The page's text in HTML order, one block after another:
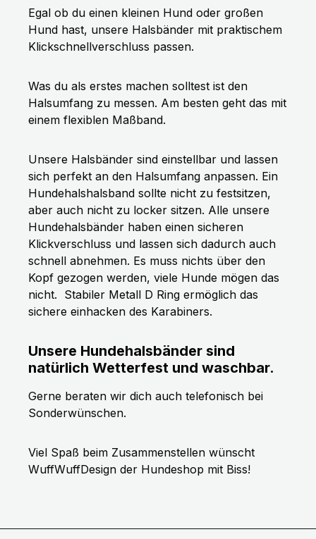
Egal ob du einen kleinen Hund oder großen
Hund hast, unsere Halsbänder mit praktischem
Klickschnellverschluss passen.
Was du als erstes machen solltest ist den
Halsumfang zu messen. Am besten geht das mit
einem flexiblen Maßband.
Unsere Halsbänder sind einstellbar und lassen
sich perfekt an den Halsumfang anpassen. Ein
Hundehalshalsband sollte nicht zu festsitzen,
aber auch nicht zu locker sitzen. Alle unsere
Hundehalsbänder haben einen sicheren
Klickverschluss und lassen sich dadurch auch
schnell abnehmen. Es muss nichts über den
Kopf gezogen werden, viele Hunde mögen das
nicht. Stabiler Metall D Ring ermöglich das
sichere einhacken des Karabiners.
Unsere Hundehalsbänder sind
natürlich Wetterfest und waschbar.
Gerne beraten wir dich auch telefonisch bei
Sonderwünschen.
Viel Spaß beim Zusammenstellen wünscht
WuffWuffDesign der Hundeshop mit Biss!